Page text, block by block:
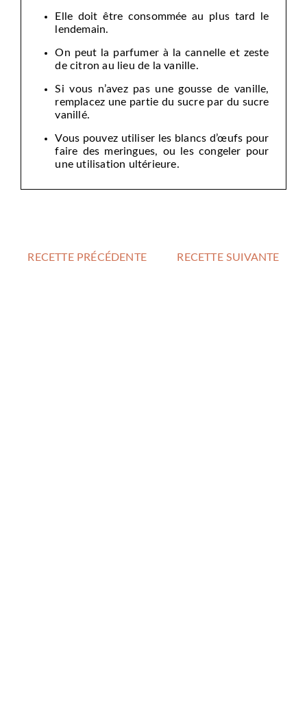
Elle doit être consommée au plus tard le
lendemain.
On peut la parfumer à la cannelle et zeste
de citron au lieu de la vanille.
Si vous n’avez pas une gousse de vanille,
remplacez une partie du sucre par du sucre
vanillé.
Vous pouvez utiliser les blancs d’œufs pour
faire des meringues, ou les congeler pour
une utilisation ultérieure.
RECETTE PRÉCÉDENTE RECETTE SUIVANTE